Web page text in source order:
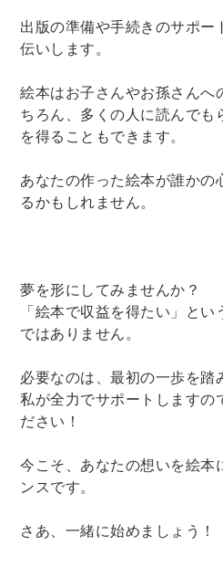
出版の準備や手続きのサポー
伝いします。
絵本はお子さんやお孫さんへ
ちろん、多くの人に読んでも
を得ることもできます。
あなたの作った絵本が誰かの
るかもしれません。
夢を形にしてみませんか？
「絵本で収益を得たい」と
ではありません。
必要なのは、最初の一歩を踏
私が全力でサポートしますの
ださい！
今こそ、あなたの想いを絵本
ンスです。
さあ、一緒に始めましょう！